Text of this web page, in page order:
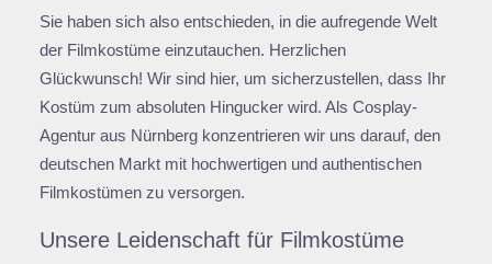
Sie haben sich also entschieden, in die aufregende Welt
der Filmkostüme einzutauchen. Herzlichen
Glückwunsch! Wir sind hier, um sicherzustellen, dass Ihr
Kostüm zum absoluten Hingucker wird. Als Cosplay-
Agentur aus Nürnberg konzentrieren wir uns darauf, den
deutschen Markt mit hochwertigen und authentischen
Filmkostümen zu versorgen.
Unsere Leidenschaft für Filmkostüme